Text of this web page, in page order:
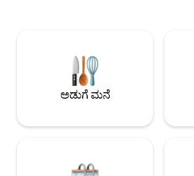
ವಿಶ್ವವಿದ್ಯಾಲಯಗಳು ಮತ್ತು ಶಾಪಿಂಗ್ ಕೇಂದ್ರಗಳಿಗೆ
ಹತ್ತಿರದಲ್ಲಿದೆ ಮತ್ತು ವಿಮಾನ ನಿಲ್ದಾಣದಿಂದ 20
ನಿಮಿಷಗಳಿಗಿಂತ ಕಡಿಮೆ ದೂರದಲ್ಲಿದೆ.
ಅಡುಗೆ ಮನೆ